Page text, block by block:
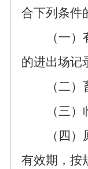
合下列条件
（一
的进出场记
（二
（三
（四
有效期，按